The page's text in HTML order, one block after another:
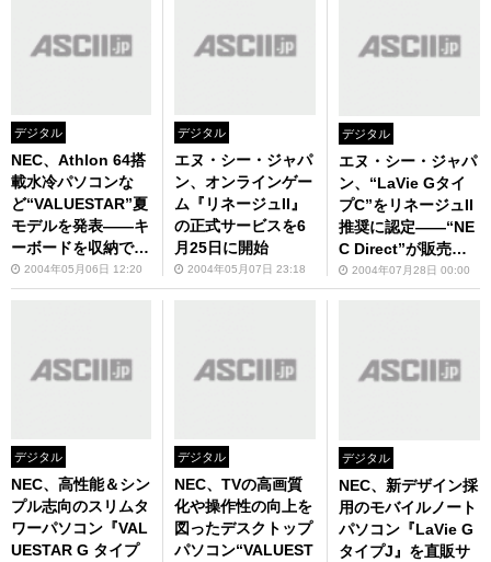
デジタル
NEC、Athlon 64搭
載水冷パソコンな
ど“VALUESTAR”夏
モデルを発表――キ
ーボードを収納でき
る新一体型“VALUE
STAR S”など
2004年05月06日 12:20
デジタル
エヌ・シー・ジャパ
ン、オンラインゲー
ム『リネージュII』
の正式サービスを6
月25日に開始
2004年05月07日 23:18
デジタル
エヌ・シー・ジャパ
ン、“LaVie Gタイ
プC”をリネージュII
推奨に認定――“NE
C Direct”が販売開
始2004年07月28日 00:00
デジタル
NEC、高性能＆シン
プル志向のスリムタ
ワーパソコン『VAL
UESTAR G タイプ
デジタル
NEC、TVの高画質
化や操作性の向上を
図ったデスクトップ
パソコン“VALUEST
デジタル
NEC、新デザイン採
用のモバイルノート
パソコン『LaVie G
タイプJ』を直販サ